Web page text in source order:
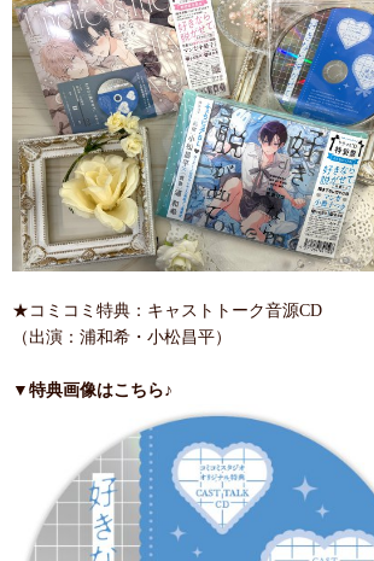
★コミコミ特典：キャストトーク音源CD
（出演：浦和希・小松昌平）
▼特典画像はこちら♪